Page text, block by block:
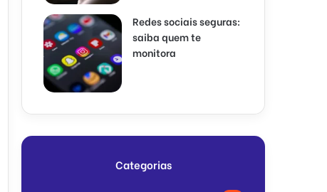
Redes sociais seguras:
saiba quem te
monitora
Categorias